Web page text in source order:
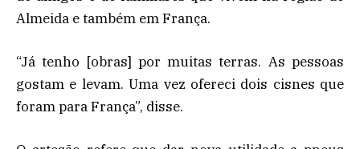
Almeida e também em França.
“Já tenho [obras] por muitas terras. As pessoas
gostam e levam. Uma vez ofereci dois cisnes que
foram para França”, disse.